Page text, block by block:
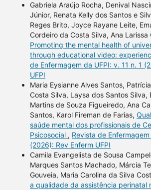
Gabriela Araújo Rocha, Denival
Júnior, Renata Kelly dos Santos e
Reges Brito, Joyce Rayane Leite,
Cordeiro da Costa Silva, Ana Larissa
Promoting the mental health of
through educational video:
de Enfermagem da UFPI: v. 11 n. 1
UFPI
Maria Eysianne Alves Santos,
Costa Silva, Laysa dos Santos Silva,
Martins de Souza Figueiredo, Ana
Santos, Karol Fireman de Farias,
saúde mental dos profissionais de
Psicosocial , Revista de
(2026): Rev Enferm UFPI
Camila Evangelista de Sousa
Marques Santos Machado, Márcia
Gouveia, Maria Carolina da Silva
a qualidade da assistência perinatal